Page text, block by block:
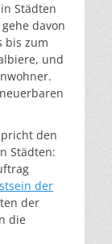
Städten
davon
bis zum
und
den
Städten:
der
der
die